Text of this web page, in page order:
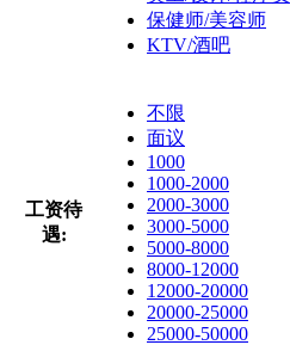
保健师/美容师
KTV/酒吧
工资待
遇:
不限
面议
1000
1000-2000
2000-3000
3000-5000
5000-8000
8000-12000
12000-20000
20000-25000
25000-50000